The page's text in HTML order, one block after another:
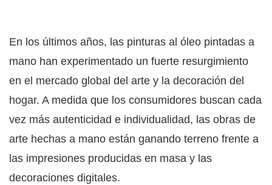
En los últimos años, las pinturas al óleo pintadas a
mano han experimentado un fuerte resurgimiento
en el mercado global del arte y la decoración del
hogar. A medida que los consumidores buscan cada
vez más autenticidad e individualidad, las obras de
arte hechas a mano están ganando terreno frente a
las impresiones producidas en masa y las
decoraciones digitales.